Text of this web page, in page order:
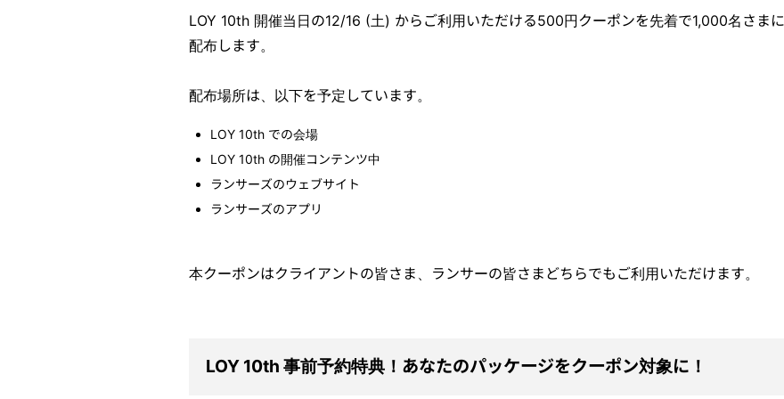
LOY 10th 開催当日の12/16 (土) からご利用いただける500円クーポンを先着で1,000名さまに
配布します。
配布場所は、以下を予定しています。
LOY 10th での会場
LOY 10th の開催コンテンツ中
ランサーズのウェブサイト
ランサーズのアプリ
本クーポンはクライアントの皆さま、ランサーの皆さまどちらでもご利用いただけます。
LOY 10th 事前予約特典！あなたのパッケージをクーポン対象に！